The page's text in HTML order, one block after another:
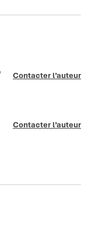
Contacter l’auteur
Contacter l’auteur